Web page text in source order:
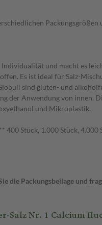
und macht es
Es ist ideal für Salz-
sind gluten- und
der Anwendung von
und Mikroplastik.
Stück, 1.000 Stück, 4.000
die Packungsbeilage und
Salz Nr. 1 Calcium